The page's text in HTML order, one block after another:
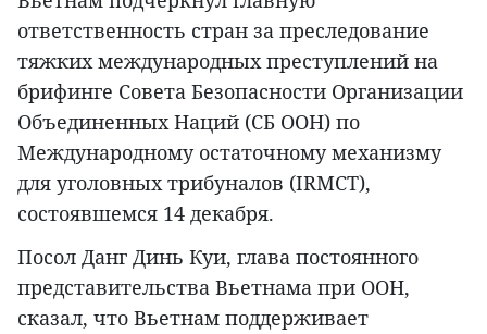
ответственность стран за преследование
тяжких международных преступлений на
брифинге Совета Безопасности Организации
Объединенных Наций (СБ ООН) по
Международному остаточному механизму
для уголовных трибуналов (IRMCT),
состоявшемся 14 декабря.
Посол Данг Динь Куи, глава постоянного
представительства Вьетнама при ООН,
сказал, что Вьетнам поддерживает